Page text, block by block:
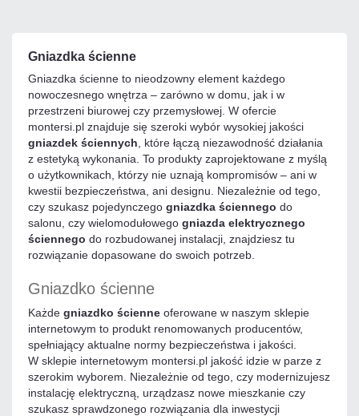
Gniazdka ścienne
Gniazdka ścienne to nieodzowny element każdego
nowoczesnego wnętrza – zarówno w domu, jak i w
przestrzeni biurowej czy przemysłowej. W ofercie
montersi.pl znajduje się szeroki wybór wysokiej jakości
gniazdek ściennych , które łączą niezawodność działania
z estetyką wykonania. To produkty zaprojektowane z myślą
o użytkownikach, którzy nie uznają kompromisów – ani w
kwestii bezpieczeństwa, ani designu. Niezależnie od tego,
czy szukasz pojedynczego gniazdka ściennego do
salonu, czy wielomodułowego gniazda elektrycznego
ściennego do rozbudowanej instalacji, znajdziesz tu
rozwiązanie dopasowane do swoich potrzeb.
Gniazdko ścienne
Każde gniazdko ścienne oferowane w naszym sklepie
internetowym to produkt renomowanych producentów,
spełniający aktualne normy bezpieczeństwa i jakości.
W sklepie internetowym montersi.pl jakość idzie w parze z
szerokim wyborem. Niezależnie od tego, czy modernizujesz
instalację elektryczną, urządzasz nowe mieszkanie czy
szukasz sprawdzonego rozwiązania dla inwestycji